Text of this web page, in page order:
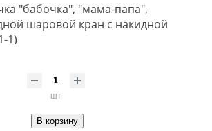
″бабочка″, ″мама-папа″,
шаровой кран с накидной
1)
шт
В корзину